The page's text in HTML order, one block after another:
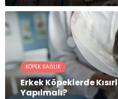
KÖPEK SAĞLIK
Erkek Köpeklerde
Yapılmalı?